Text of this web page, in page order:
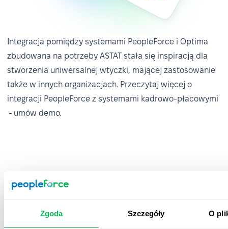
Zgoda Szczegóły O
✅ Oceny pracownicze bez użycia Excela,
12x szybciej
Wcześniej nad procesem pracowały 4 osoby na
0,5 etatu przez 3 miesiące, generując 540 arkuszy
Excel. Obecnie realizuje go jedna osoba, która
poświęca na przygotowanie i realizację
Integracja pomiędzy systemami PeopleForce i Optima
zbudowana na potrzeby ASTAT stała się inspiracją dla
stworzenia uniwersalnej wtyczki, mającej zastosowanie
także w innych organizacjach. Przeczytaj więcej o
integracji PeopleForce z systemami kadrowo-płacowymi
- umów demo.